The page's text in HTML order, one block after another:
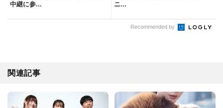
中継に参...
ニ...
Recommended by
関連記事